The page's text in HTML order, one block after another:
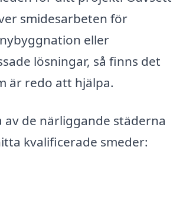
smidesarbeten för
eller
lösningar, så finns det
är redo att hjälpa.
av de närliggande städerna
kvalificerade smeder: